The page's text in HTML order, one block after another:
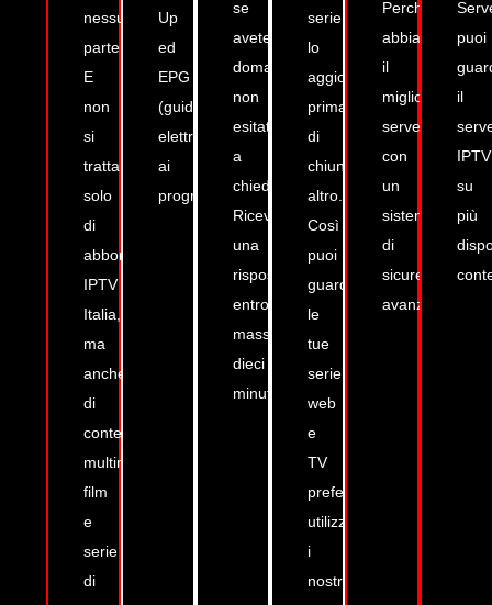
nessun'altra
parte.
E
non
si
tratta
solo
di
abbonamento
IPTV
Italia,
ma
anche
di
contenuti
multimediali,
film
e
serie
di
Up
ed
EPG
(guida
elettronica
ai
programmi)
se
avete
domande,
non
esitate
a
chiedercelo.
Riceverai
una
risposta
entro
massimo
dieci
minuti.
serie,
lo
aggiorniamo
prima
di
chiunque
altro.
Così
puoi
guardare
le
tue
serie
web
e
TV
preferite
utilizzando
i
nostri
Perché
abbiamo
il
miglior
server
con
un
sistema
di
sicurezza
avanzato.
puoi
il
IPTV
su
più